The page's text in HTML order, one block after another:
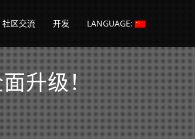
社区交流 开发 LANGUAGE:
面升级！